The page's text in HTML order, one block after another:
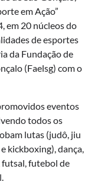
em Ação”
em 20 núcleos do
de esportes
da Fundação de
(Faelsg) com o
eventos
todos os
lutas (judô, jiu
kickboxing), dança,
futsal, futebol de